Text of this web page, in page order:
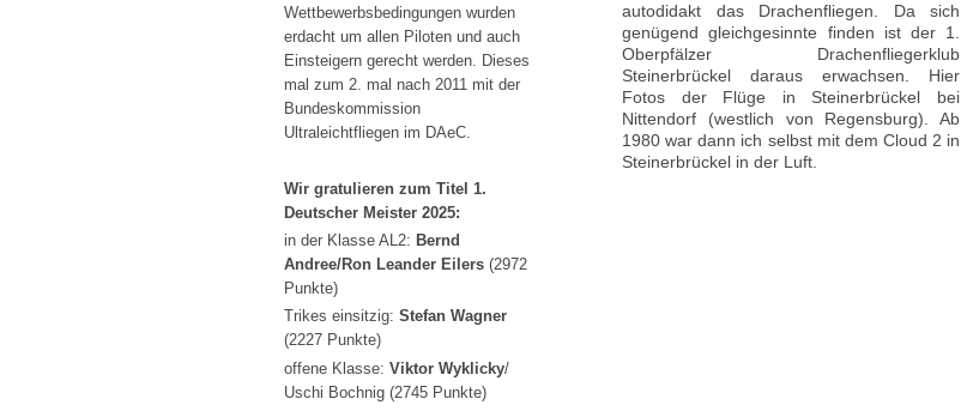
autodidakt das Drachenfliegen. Da sich
genügend gleichgesinnte finden ist der 1.
Oberpfälzer Drachenfliegerklub
Steinerbrückel daraus erwachsen. Hier
Fotos der Flüge in Steinerbrückel bei
Nittendorf (westlich von Regensburg). Ab
1980 war dann ich selbst mit dem Cloud 2 in
Steinerbrückel in der Luft.
Wettbewerbsbedingungen wurden
erdacht um allen Piloten und auch
Einsteigern gerecht werden. Dieses
mal zum 2. mal nach 2011 mit der
Bundeskommission
Ultraleichtfliegen im DAeC.
Wir gratulieren zum Titel 1.
Deutscher Meister 2025:
in der Klasse AL2: Bernd
Andree/Ron Leander Eilers (2972
Punkte)
Trikes einsitzig: Stefan Wagner
(2227 Punkte)
offene Klasse: Viktor Wyklicky/
Uschi Bochnig (2745 Punkte)